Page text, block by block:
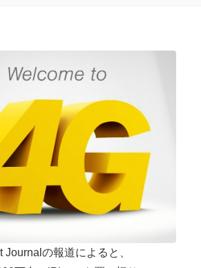
Journalの報道によると、